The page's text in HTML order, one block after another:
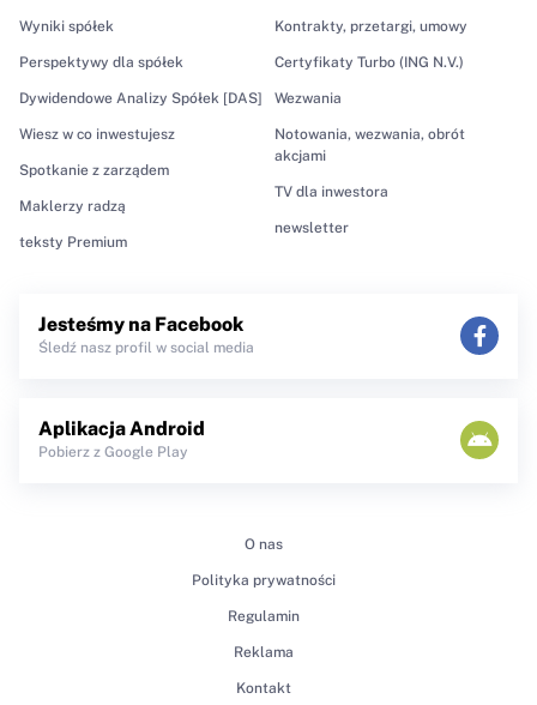
Wyniki spółek
Perspektywy dla spółek
Dywidendowe Analizy Spółek [DAS]
Wiesz w co inwestujesz
Spotkanie z zarządem
Maklerzy radzą
teksty Premium
Kontrakty, przetargi, umowy
Certyfikaty Turbo (ING N.V.)
Wezwania
Notowania, wezwania, obrót
akcjami
TV dla inwestora
newsletter
Jesteśmy na Facebook
Śledź nasz profil w social media
Aplikacja Android
Pobierz z Google Play
O nas
Polityka prywatności
Regulamin
Reklama
Kontakt